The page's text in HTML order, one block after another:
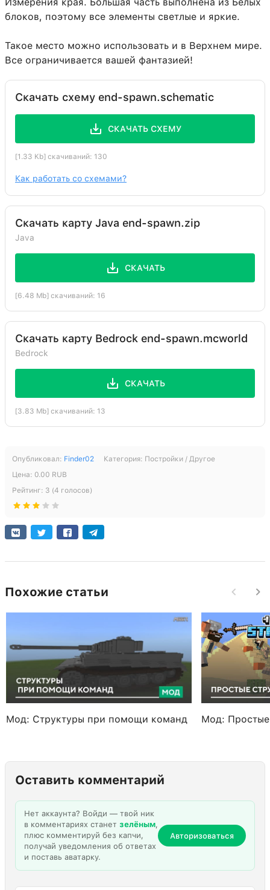
блоков, поэтому все элементы светлые и яркие.
Такое место можно использовать и в Верхнем мире.
Все ограничивается вашей фантазией!
Скачать схему end-spawn.schematic
СКАЧАТЬ СХЕМУ
[1.33 Kb] скачиваний: 130
Как работать со схемами?
Скачать карту Java end-spawn.zip
Java
СКАЧАТЬ
[6.48 Mb] скачиваний: 16
Скачать карту Bedrock end-spawn.mcworld
Bedrock
СКАЧАТЬ
[3.83 Mb] скачиваний: 13
Опубликовал: Finder02 Категория: Постройки / Другое
Цена: 0.00 RUB
Рейтинг: 3 (4 голосов)
Похожие статьи
Мод: Структуры при помощи команд Мод: Простые
Оставить комментарий
Нет аккаунта? Войди — твой ник
в комментариях станет зелёным,
плюс комментируй без капчи,
получай уведомления об ответах
и поставь аватарку.
Авторизоваться